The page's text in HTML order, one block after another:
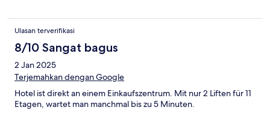
Ulasan terverifikasi
8/10 Sangat bagus
2 Jan 2025
Terjemahkan dengan Google
Hotel ist direkt an einem Einkaufszentrum. Mit nur 2 Liften für 11
Etagen, wartet man manchmal bis zu 5 Minuten.